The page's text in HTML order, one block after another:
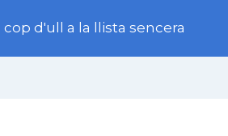
cop d'ull a la llista sencera